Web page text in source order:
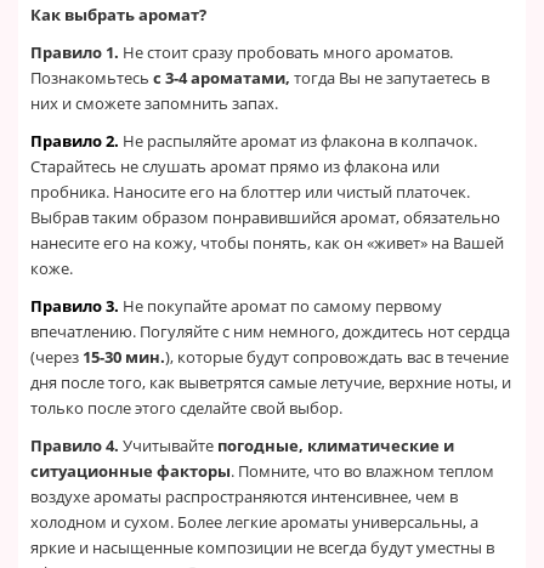
Как выбрать аромат?
Правило 1. Не стоит сразу пробовать много ароматов.
Познакомьтесь с 3-4 ароматами, тогда Вы не запутаетесь в
них и сможете запомнить запах.
Правило 2. Не распыляйте аромат из флакона в колпачок.
Старайтесь не слушать аромат прямо из флакона или
пробника. Наносите его на блоттер или чистый платочек.
Выбрав таким образом понравившийся аромат, обязательно
нанесите его на кожу, чтобы понять, как он «живет» на Вашей
коже.
Правило 3. Не покупайте аромат по самому первому
впечатлению. Погуляйте с ним немного, дождитесь нот сердца
(через 15-30 мин.), которые будут сопровождать вас в течение
дня после того, как выветрятся самые летучие, верхние ноты, и
только после этого сделайте свой выбор.
Правило 4. Учитывайте погодные, климатические и
ситуационные факторы. Помните, что во влажном теплом
воздухе ароматы распространяются интенсивнее, чем в
холодном и сухом. Более легкие ароматы универсальны, а
яркие и насыщенные композиции не всегда будут уместны в